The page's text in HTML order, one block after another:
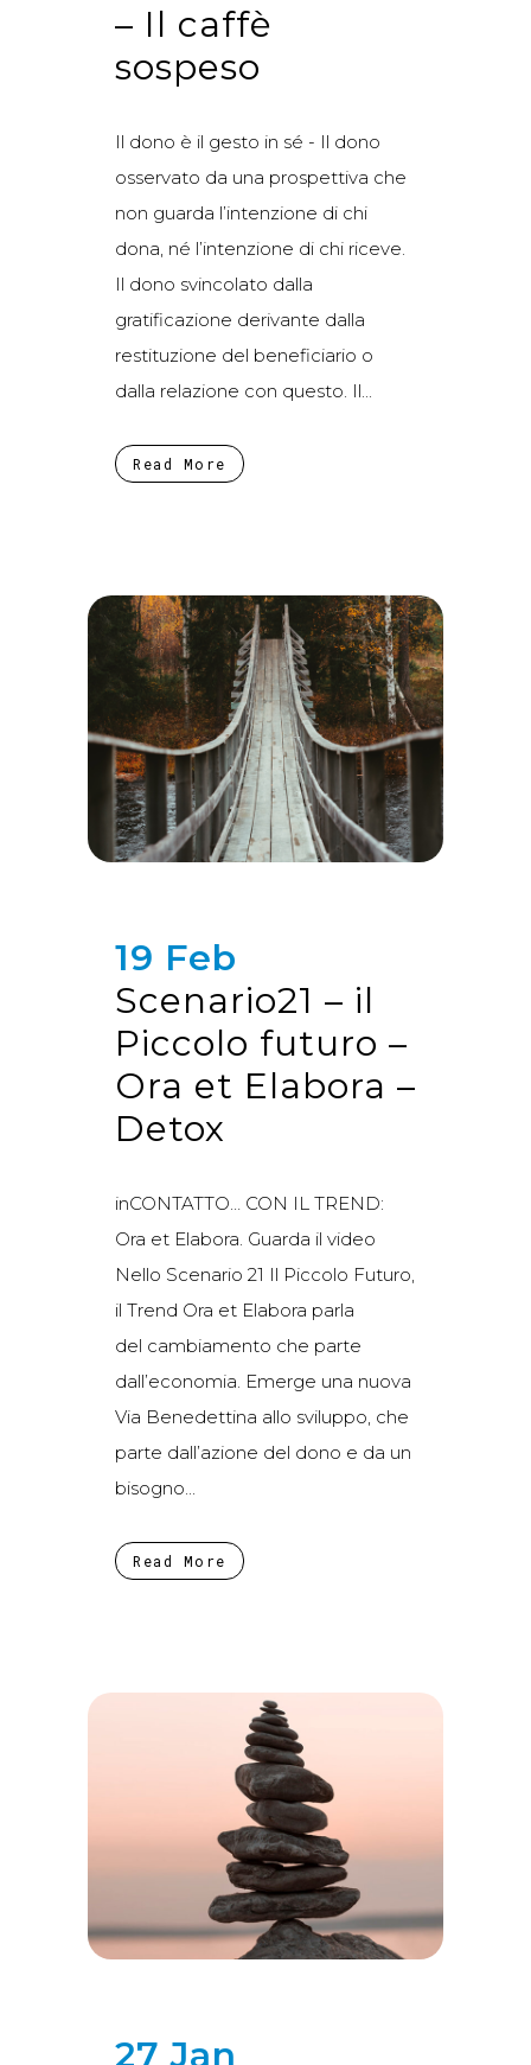
– Il caffè
sospeso
Il dono è il gesto in sé - Il dono
osservato da una prospettiva che
non guarda l’intenzione di chi
dona, né l’intenzione di chi riceve.
Il dono svincolato dalla
gratificazione derivante dalla
restituzione del beneficiario o
dalla relazione con questo. Il...
Read More
19 Feb
Scenario21 – il
Piccolo futuro –
Ora et Elabora –
Detox
inCONTATTO… CON IL TREND:
Ora et Elabora. Guarda il video
Nello Scenario 21 Il Piccolo Futuro,
il Trend Ora et Elabora parla
del cambiamento che parte
dall’economia. Emerge una nuova
Via Benedettina allo sviluppo, che
parte dall’azione del dono e da un
bisogno...
Read More
27 Jan